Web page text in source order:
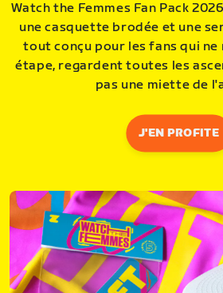
Watch the Femmes Fan Pack
une casquette brodée et une
tout conçu pour les fans qui ne
étape, regardent toutes les
pas une miette de
J'EN PROFITE